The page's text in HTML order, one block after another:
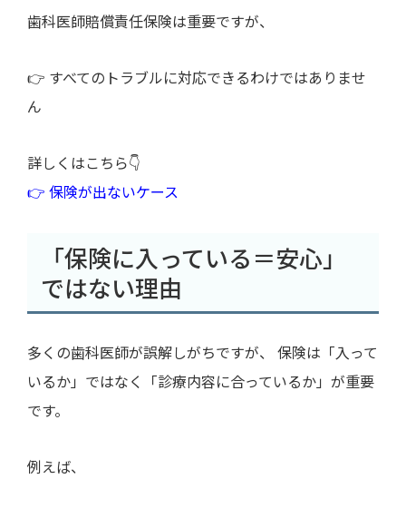
歯科医師賠償責任保険は重要ですが、
👉 すべてのトラブルに対応できるわけではありませ
ん
詳しくはこちら👇
👉 保険が出ないケース
「保険に入っている＝安心」
ではない理由
多くの歯科医師が誤解しがちですが、 保険は「入って
いるか」ではなく「診療内容に合っているか」が重要
です。
例えば、